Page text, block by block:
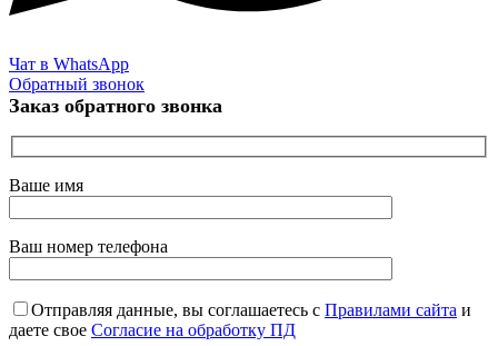
Чат в WhatsApp
Обратный звонок
Заказ обратного звонка
Ваше имя
Ваш номер телефона
Отправляя данные, вы соглашаетесь с Правилами сайта и
даете свое Согласие на обработку ПД